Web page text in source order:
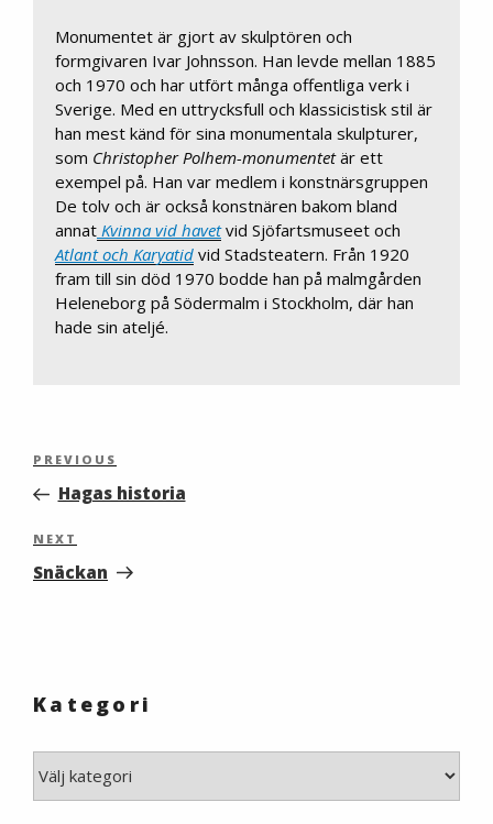
Monumentet är gjort av skulptören och
formgivaren Ivar Johnsson. Han levde mellan 1885
och 1970 och har utfört många offentliga verk i
Sverige. Med en uttrycksfull och klassicistisk stil är
han mest känd för sina monumentala skulpturer,
som Christopher Polhem-monumentetär ett
exempel på. Han var medlem i konstnärsgruppen
De tolv och är också konstnären bakom bland
annat Kvinna vid havetvid Sjöfartsmuseet och
Atlant och Karyatid vid Stadsteatern. Från 1920
fram till sin död 1970 bodde han på malmgården
Heleneborg på Södermalm i Stockholm, där han
hade sin ateljé.
Inläggsnavigering
Previous
Post
PREVIOUS
Hagas historia
Next
Post
NEXT
Snäckan
Kategori